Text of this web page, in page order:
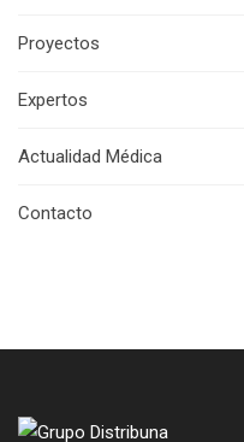
Proyectos
Expertos
Actualidad Médica
Contacto